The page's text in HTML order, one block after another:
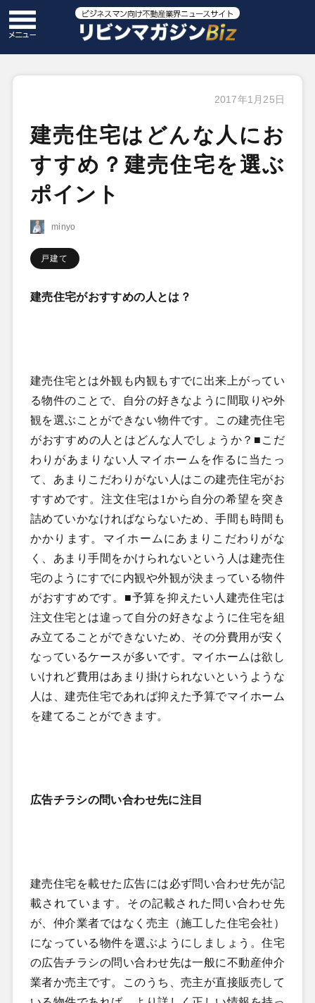
2017年1月25日
建売住宅はどんな人にお
すすめ？建売住宅を選ぶ
ポイント
minyo
戸建て
建売住宅がおすすめの人とは？
建売住宅とは外観も内観もすでに出来上がってい
る物件のことで、自分の好きなように間取りや外
観を選ぶことができない物件です。この建売住宅
がおすすめの人とはどんな人でしょうか？■こだ
わりがあまりない人マイホームを作るに当たっ
て、あまりこだわりがない人はこの建売住宅がお
すすめです。注文住宅は1から自分の希望を突き
詰めていかなければならないため、手間も時間も
かかります。マイホームにあまりこだわりがな
く、あまり手間をかけられないという人は建売住
宅のようにすでに内観や外観が決まっている物件
がおすすめです。■予算を抑えたい人建売住宅は
注文住宅とは違って自分の好きなように住宅を組
み立てることができないため、その分費用が安く
なっているケースが多いです。マイホームは欲し
いけれど費用はあまり掛けられないというような
人は、建売住宅であれば抑えた予算でマイホーム
を建てることができます。
広告チラシの問い合わせ先に注目
建売住宅を載せた広告には必ず問い合わせ先が記
載されています。その記載された問い合わせ先
が、仲介業者ではなく売主（施工した住宅会社）
になっている物件を選ぶようにしましょう。住宅
の広告チラシの問い合わせ先は一般に不動産仲介
業者か売主です。このうち、売主が直接販売して